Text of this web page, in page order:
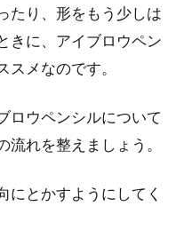
たり、形をもう少しは
きに、アイブロウペン
メなのです。
ロウペンシルについて
れを整えましょう。
にとかすようにしてく